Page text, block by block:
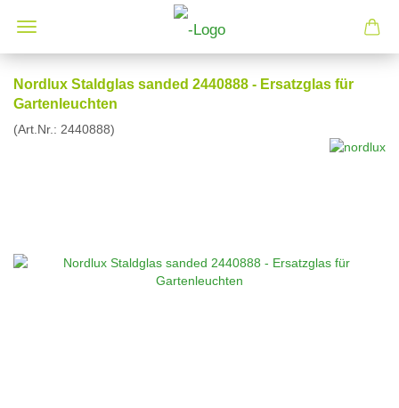
Nordlux Staldglas sanded 2440888 - Ersatzglas für
Gartenleuchten
(Art.Nr.: 2440888)